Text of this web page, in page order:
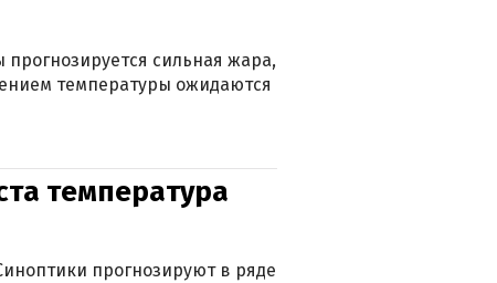
сильная жара,
температуры ожидаются
температура
прогнозируют в ряде